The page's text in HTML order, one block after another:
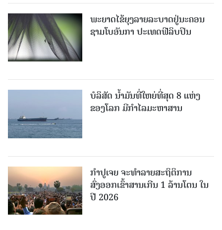
ພະຍາດໄຂ້ຍຸງລາຍລະບາດຢູ່ນະຄອນ
ຊາມໂບ​ອັນກາ ປະເທດຟີລິບປິນ
ບໍລິສັດ ນ້ຳມັນທີ່ໃຫຍ່ທີ່ສຸດ 8 ແຫ່ງ
ຂອງໂລກ ມີກຳໄລມະຫາສານ
ກຳປູເຈຍ ຈະທຳລາຍສະຖິຕິການ
ສົ່ງອອກເຂົ້າສານເກີນ 1 ລ້ານໂຕນ ໃນ
ປີ 2026